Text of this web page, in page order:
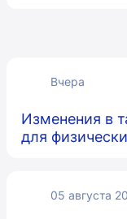
Вчера
Изменения в
для
05 августа